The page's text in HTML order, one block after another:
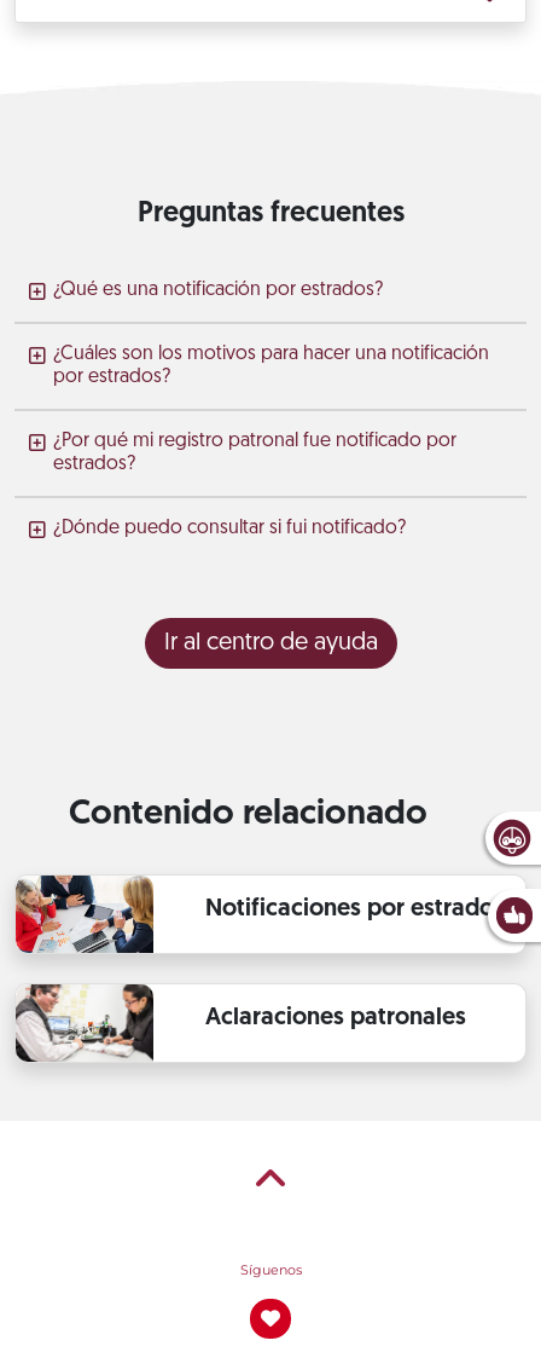
Preguntas frecuentes
¿Qué es una notificación por estrados?
¿Cuáles son los motivos para hacer una notificación
por estrados?
¿Por qué mi registro patronal fue notificado por
estrados?
¿Dónde puedo consultar si fui notificado?
Ir al centro de ayuda
Contenido relacionado
Notificaciones por estrados
Aclaraciones patronales
Síguenos